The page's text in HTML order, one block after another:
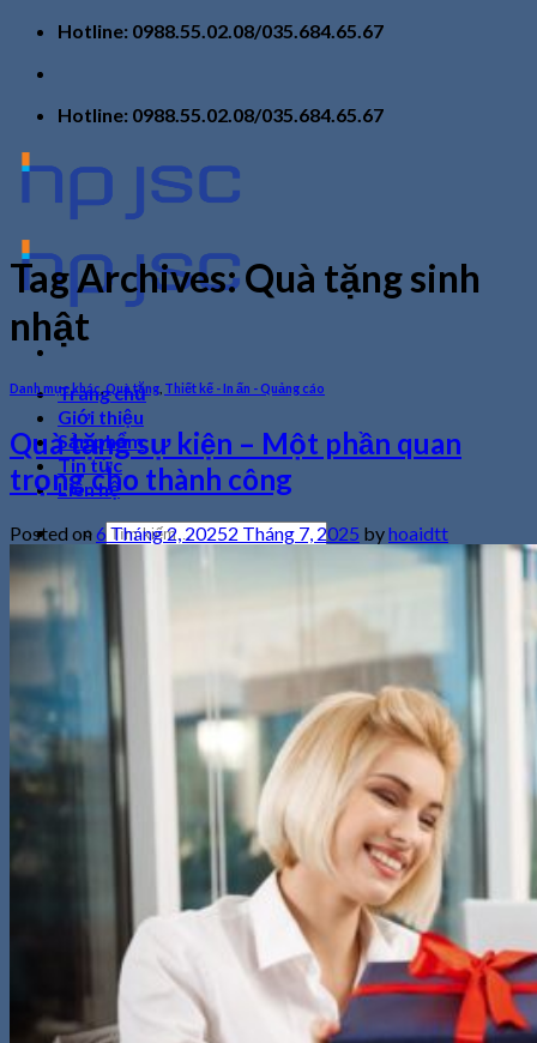
Skip
content
Hotline: 0988.55.02.08/035.684.65.67
Hotline: 0988.55.02.08/035.684.65.67
Trang chủ
Giới thiệu
Sản phẩm
Tin tức
Liên hệ
Tìm
Giỏ hàng
Chưa có sản phẩm trong giỏ hàng.
Tag Archives:Quà tặng sinh
nhật
Danh mục khác,Quà tặng Thiết kế - In ấn - Quảng cáo
Quà tặng sự kiện – Một phần quan
trọng cho thành công
Posted on6 Tháng 2, 20252 Tháng 7, 2025 byhoaidtt